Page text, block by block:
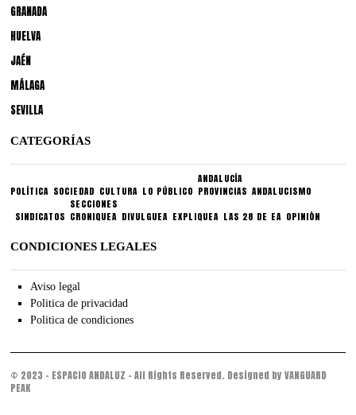
GRANADA
HUELVA
JAÉN
MÁLAGA
SEVILLA
CATEGORÍAS
POLÍTICA SOCIEDAD CULTURA LO PÚBLICO
ANDALUCÍA
PROVINCIAS ANDALUCISMO
SINDICATOS
SECCIONES
CRONIQUEA DIVULGUEA EXPLIQUEA LAS 28 DE EA OPINIÓN
CONDICIONES LEGALES
Aviso legal
Politica de privacidad
Politica de condiciones
© 2023 - ESPACIO ANDALUZ - All Rights Reserved. Designed by VANGUARD
PEAK